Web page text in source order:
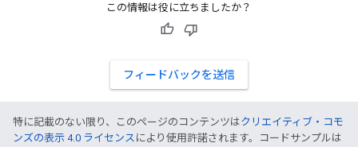
この情報は役に立ちましたか？
フィードバックを送信
特に記載のない限り、このページのコンテンツはクリエイティブ・コモ
ンズの表示 4.0 ライセンス により使用許諾されます。コードサンプルは